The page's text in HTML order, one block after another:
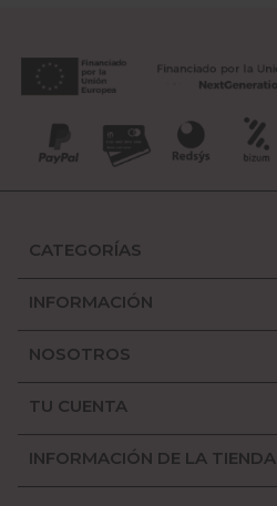
CATEGORÍAS
INFORMACIÓN
NOSOTROS
TU CUENTA
INFORMACIÓN DE LA TIENDA